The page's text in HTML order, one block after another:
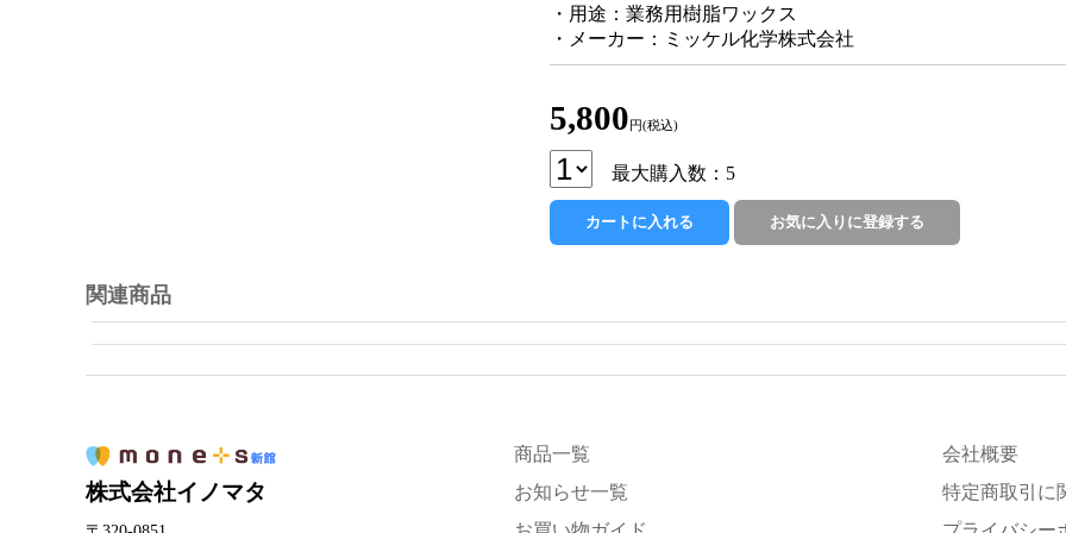
・用途：業務用樹脂ワックス
・メーカー：ミッケル化学株式会社
5,800 円(税込)
最大購入数：5
関連商品
株式会社イノマタ
商品一覧
お知らせ一覧
会社概要
特定商取引に